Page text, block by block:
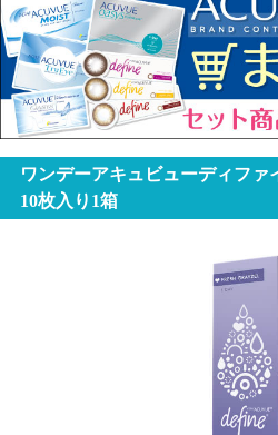
ワンデーアキュビューディファ
10枚入り1箱